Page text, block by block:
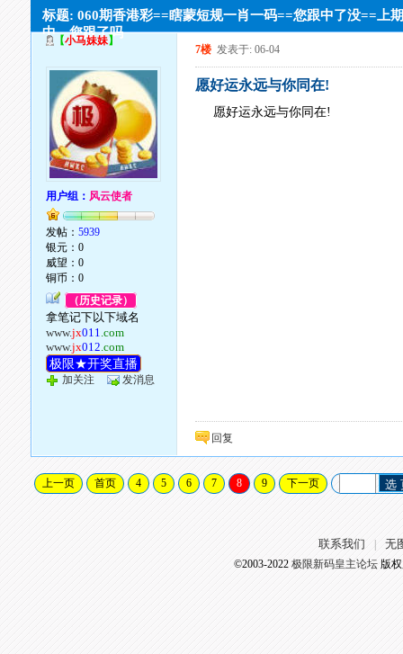
标题: 060期香港彩==瞎蒙短规一肖一码==您跟中了没==上
中，您跟了吗
【小马妹妹】
用户组： 风云使者
发帖：5939
银元：0
威望：0
铜币：0
（历史记录）
拿笔记下以下域名
www.jx011.com
www.jx012.com
极限★开奖直播
加关注 发消息
7楼 发表于: 06-04
愿好运永远与你同在!
愿好运永远与你同在!
回复
上一页 首页 4 5 6 7 8 9 下一页 选
联系我们 无
©2003-2022 极限新码皇主论坛版权